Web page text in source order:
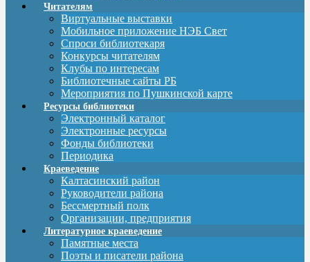
Читателям
Виртуальные выставки
Мобильное приложение НЭБ Свет
Спроси библиотекаря
Конкурсы читателям
Клубы по интересам
Библиотечные сайты РБ
Мероприятия по Пушкинской карте
Ресурсы библиотеки
Электронный каталог
Электронные ресурсы
Фонды библиотеки
Периодика
Краеведение
Калтасинский район
Руководители района
Бессмертный полк
Организации, предприятия
Литературное краеведение
Памятные места
Поэты и писатели района